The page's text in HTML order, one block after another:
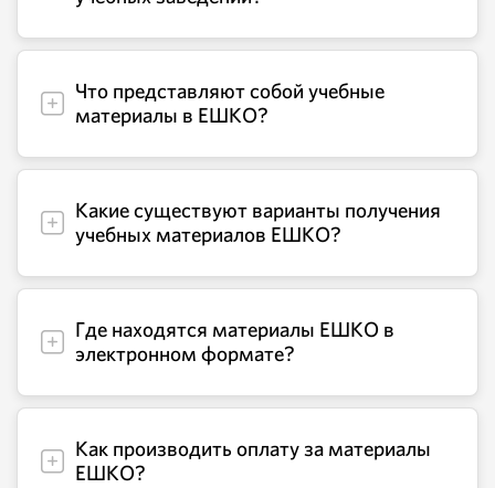
Что представляют собой учебные
материалы в ЕШКО?
Какие существуют варианты получения
учебных материалов ЕШКО?
Где находятся материалы ЕШКО в
электронном формате?
Как производить оплату за материалы
ЕШКО?